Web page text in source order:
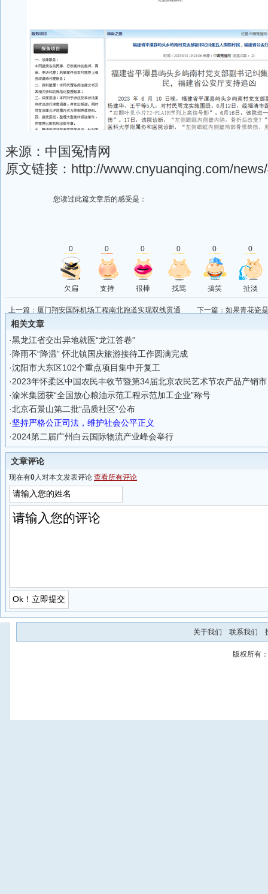
来源：中国冤情网
原文链接： http://www.cnyuanqing.com/
您读过此篇文章后的感受是：
0 0 0 0 0 0
欠扁 支持 很棒 找骂 搞笑 扯淡
上一篇： 厦门翔安国际机场工程南北跑道实现双线贯通 下一篇： 如果青花瓷
相关文章
·黑龙江省交出异地就医“龙江答卷”
· 降雨不“降温” 怀北镇国庆旅游接待工作圆满完成
·沈阳市大东区102个重点项目集中开复工
·2023年怀柔区中国农民丰收节暨第34届北京农民艺术节农产品产销市
·渝米集团获“全国放心粮油示范工程示范加工企业”称号
·北京石景山第二批“品质社区”公布
·坚持严格公正司法，维护社会公平正义
·2024第二届广州白云国际物流产业峰会举行
文章评论
现在有0人对本文发表评论 查看所有评论
关于我们 联系我们
版权所有：